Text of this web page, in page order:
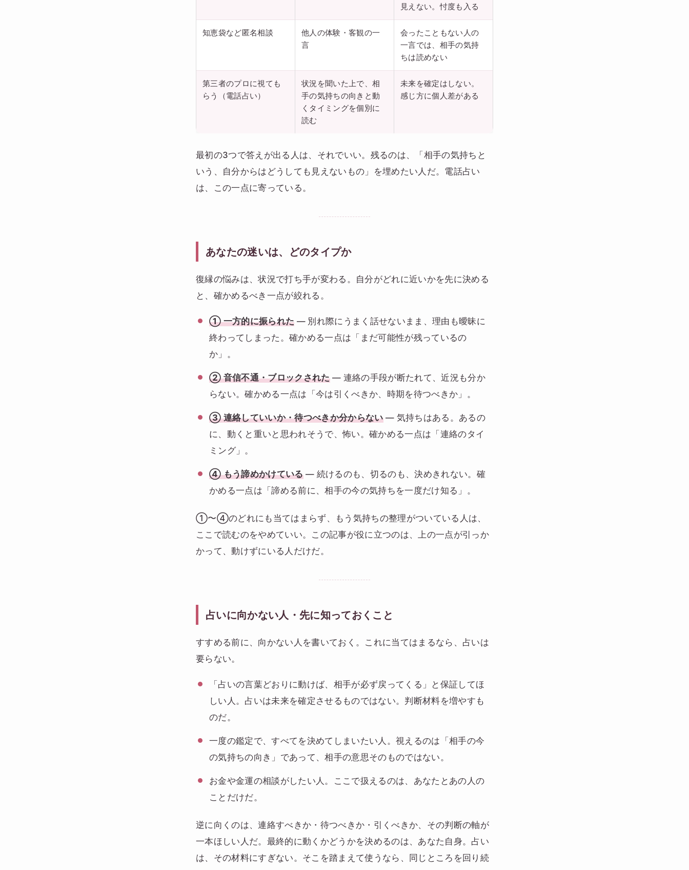
見えない。忖度も入る
知恵袋など匿名相談
他人の体験・客観の一
言
会ったこともない人の
一言では、相手の気持
ちは読めない
第三者のプロに視ても
らう（電話占い）
状況を聞いた上で、相
手の気持ちの向きと動
くタイミングを個別に
読む
未来を確定はしない。
感じ方に個人差がある
最初の3つで答えが出る人は、それでいい。残るのは、「相手の気持ちと
いう、自分からはどうしても見えないもの」を埋めたい人だ。電話占い
は、この一点に寄っている。
あなたの迷いは、どのタイプか
復縁の悩みは、状況で打ち手が変わる。自分がどれに近いかを先に決める
と、確かめるべき一点が絞れる。
① 一方的に振られた ― 別れ際にうまく話せないまま、理由も曖昧に
終わってしまった。確かめる一点は「まだ可能性が残っているの
か」。
② 音信不通・ブロックされた― 連絡の手段が断たれて、近況も分か
らない。確かめる一点は「今は引くべきか、時期を待つべきか」。
③ 連絡していいか・待つべきか分からない― 気持ちはある。あるの
に、動くと重いと思われそうで、怖い。確かめる一点は「連絡のタイ
ミング」。
④ もう諦めかけている― 続けるのも、切るのも、決めきれない。確
かめる一点は「諦める前に、相手の今の気持ちを一度だけ知る」。
①〜④のどれにも当てはまらず、もう気持ちの整理がついている人は、
ここで読むのをやめていい。この記事が役に立つのは、上の一点が引っか
かって、動けずにいる人だけだ。
占いに向かない人・先に知っておくこと
すすめる前に、向かない人を書いておく。これに当てはまるなら、占いは
要らない。
「占いの言葉どおりに動けば、相手が必ず戻ってくる」と保証してほ
しい人。占いは未来を確定させるものではない。判断材料を増やすも
のだ。
一度の鑑定で、すべてを決めてしまいたい人。視えるのは「相手の今
の気持ちの向き」であって、相手の意思そのものではない。
お金や金運の相談がしたい人。ここで扱えるのは、あなたとあの人の
ことだけだ。
逆に向くのは、連絡すべきか・待つべきか・引くべきか、その判断の軸が
一本ほしい人だ。最終的に動くかどうかを決めるのは、あなた自身。占い
は、その材料にすぎない。そこを踏まえて使うなら、同じところを回り続